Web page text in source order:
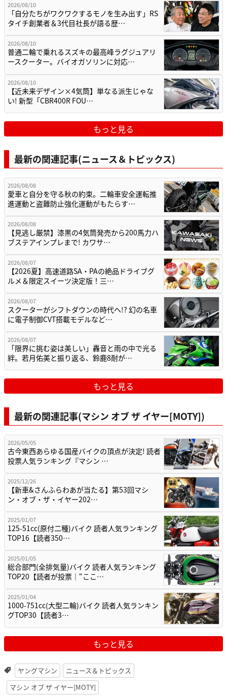
2026/08/10
「自分たちがワクワクするモノを生み出す」RS
タイチ創業者＆3代目社長が語る歴…
2026/08/10
普通二輪で乗れるスズキの最高峰ラグジュアリ
ースクーター。バイオガソリンに対応…
2026/08/10
【近未来デザイン×4気筒】単なる派生じゃな
い! 新型「CBR400R FOU…
もっと見る
最新の関連記事(ニュース＆トピックス)
2026/08/08
愛車と自分を守る秋の約束。二輪車安全運転推
進運動と盗難防止強化運動がもたらす…
2026/08/08
【見逃し厳禁】漆黒の4気筒発売から200馬力ハ
ブステアインプレまで! カワサ…
2026/08/07
【2026夏】高速道路SA・PAの絶品ドライブグ
ルメ＆限定スイーツ決定版！三…
2026/08/07
スクーターがシフトダウンの時代へ!? 幻の名車
に電子制御CVT搭載モデルなど…
2026/08/07
「限界に挑む姿は美しい」轟音と雨の中で光る
絆。若月佑美と振り返る、鈴鹿8耐が…
もっと見る
最新の関連記事(マシン オブ ザ イヤー[MOTY])
2026/05/05
古今東西あらゆる国産バイクの頂点が決定! 読者
投票人気ランキング『マシン …
2025/12/26
【新車&さんふらわあが当たる】第53回マシ
ン・オブ・ザ・イヤー202…
2025/01/07
125-51cc(原付二種)バイク 読者人気ランキング
TOP16【読者350…
2025/01/05
総合部門(全排気量)バイク 読者人気ランキング
TOP20【読者が投票｜“ここ…
2025/01/04
1000-751cc(大型二輪)バイク 読者人気ランキン
グTOP30【読者3…
もっと見る
ヤングマシン
ニュース＆トピックス
マシン オブ ザ イヤー[MOTY]